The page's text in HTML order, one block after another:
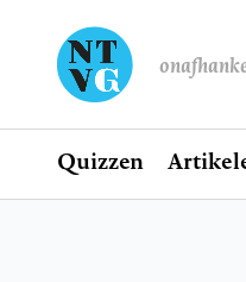
Home
Quizzen